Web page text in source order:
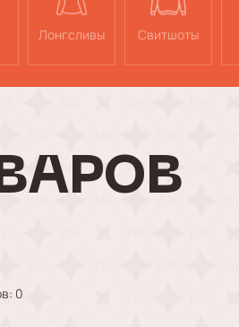
Лонгсливы Свитшоты
0